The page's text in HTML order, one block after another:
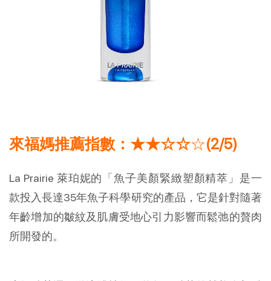
來福媽推薦指數：★★☆☆☆(2/5)
La Prairie 萊珀妮的「魚子美顏緊緻塑顏精萃」是一
款投入長達35年魚子科學研究的產品，它是針對隨著
年齡增加的皺紋及肌膚受地心引力影響而鬆弛的贅肉
所開發的。